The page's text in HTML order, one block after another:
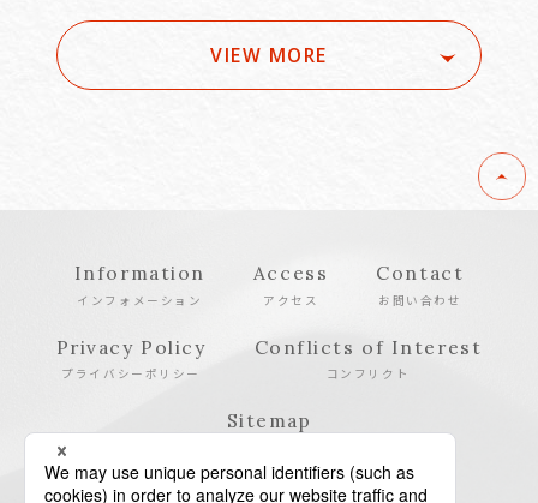
VIEW MORE
Information
インフォメーション
Access
アクセス
Contact
お問い合わせ
Privacy Policy
プライバシーポリシー
Conflicts of Interest
コンフリクト
Sitemap